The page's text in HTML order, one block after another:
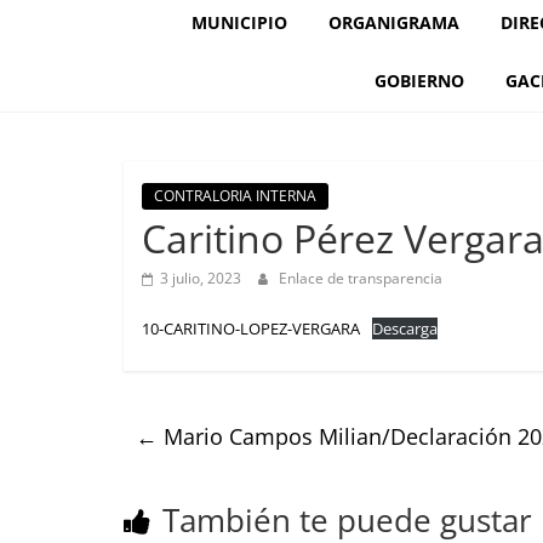
MUNICIPIO ORGANIGRAMA
GOBIERNO
CONTRALORIA INTERNA
Caritino Pérez
3 julio, 2023 Enlace de transparencia
10-CARITINO-LOPEZ-VERGARA Descarga
← Mario Campos Milian/Declaración
También te puede gustar